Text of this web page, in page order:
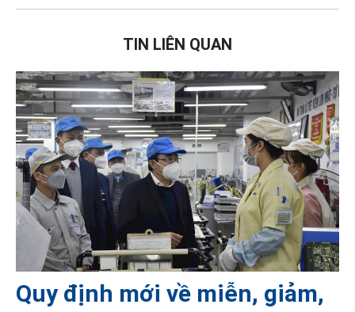
TIN LIÊN QUAN
Quy định mới về miễn, giảm,